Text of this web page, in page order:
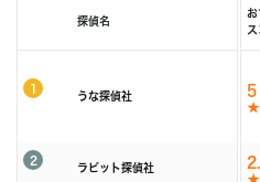
これからも、お客様が「そよかぜ」 の
うに、誠実に調査いたします。
調査機材 調査で使用するカ
調査バッテリー
(他社２～３年に１
カウンセリング 「明朗会計」がモ
探偵名
お
ス
1
うな探偵社 5
2
ラビット探偵社